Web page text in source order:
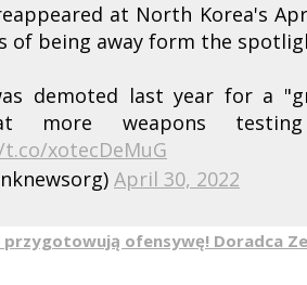
at North Korea's
of being away form the
demoted last year for a
more weapons
xotecDeMuG
April 30, 2022
ofensywę! Doradca